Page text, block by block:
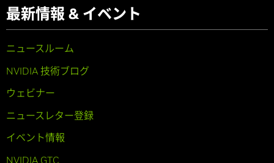
最新情報 & イベント
ニュースルーム
NVIDIA 技術ブログ
ウェビナー
ニュースレター登録
イベント情報
NVIDIA GTC